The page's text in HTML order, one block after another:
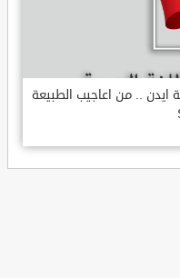
.. من اعاجيب الطبيعة